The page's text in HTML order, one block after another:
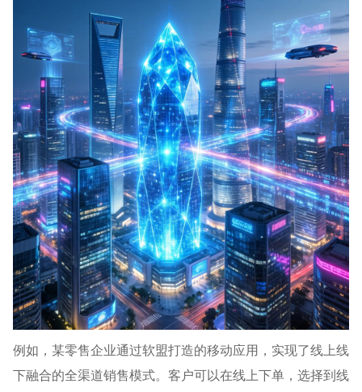
例如，某零售企业通过软盟打造的移动应用，实现了线上线
下融合的全渠道销售模式。客户可以在线上下单，选择到线